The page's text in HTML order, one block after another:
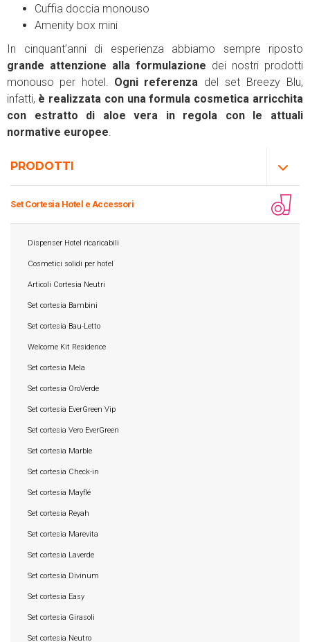
Cuffia doccia monouso
Amenity box mini
In cinquant’anni di esperienza abbiamo sempre riposto
grande attenzione alla formulazione dei nostri prodotti
monouso per hotel. Ogni referenza del set Breezy Blu,
infatti, è realizzata con una formula cosmetica arricchita
con estratto di aloe vera in regola con le attuali
normative europee.
PRODOTTI
Set Cortesia Hotel e Accessori
Dispenser Hotel ricaricabili
Cosmetici solidi per hotel
Articoli Cortesia Neutri
Set cortesia Bambini
Set cortesia Bau-Letto
Welcome Kit Residence
Set cortesia Mela
Set cortesia OroVerde
Set cortesia EverGreen Vip
Set cortesia Vero EverGreen
Set cortesia Marble
Set cortesia Check-in
Set cortesia Mayflé
Set cortesia Reyah
Set cortesia Marevita
Set cortesia Laverde
Set cortesia Divinum
Set cortesia Easy
Set cortesia Girasoli
Set cortesia Neutro